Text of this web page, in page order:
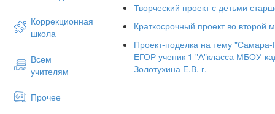
Коррекционная
школа
Всем
учителям
Прочее
Список использованной
Творческий проект с детьми
Краткосрочный проект во
Проект-поделка на тему
ЕГОР ученик 1 "А"класса МБОУ-
Золотухина Е.В. г.